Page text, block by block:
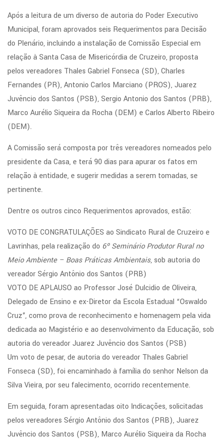
Após a leitura de um diverso de autoria do Poder Executivo
Municipal, foram aprovados seis Requerimentos para Decisão
do Plenário, incluindo a instalação de Comissão Especial em
relação à Santa Casa de Misericórdia de Cruzeiro, proposta
pelos vereadores Thales Gabriel Fonseca (SD), Charles
Fernandes (PR), Antonio Carlos Marciano (PROS), Juarez
Juvêncio dos Santos (PSB), Sergio Antonio dos Santos (PRB),
Marco Aurélio Siqueira da Rocha (DEM) e Carlos Alberto Ribeiro
(DEM).
A Comissão será composta por três vereadores nomeados pelo
presidente da Casa, e terá 90 dias para apurar os fatos em
relação à entidade, e sugerir medidas a serem tomadas, se
pertinente.
Dentre os outros cinco Requerimentos aprovados, estão:
VOTO DE CONGRATULAÇÕES ao Sindicato Rural de Cruzeiro e
Lavrinhas, pela realização do 6º Seminário Produtor Rural no
Meio Ambiente – Boas Práticas Ambientais, sob autoria do
vereador Sérgio Antônio dos Santos (PRB)
VOTO DE APLAUSO ao Professor José Dulcidio de Oliveira,
Delegado de Ensino e ex-Diretor da Escola Estadual “Oswaldo
Cruz”, como prova de reconhecimento e homenagem pela vida
dedicada ao Magistério e ao desenvolvimento da Educação, sob
autoria do vereador Juarez Juvêncio dos Santos (PSB)
Um voto de pesar, de autoria do vereador Thales Gabriel
Fonseca (SD), foi encaminhado à família do senhor Nelson da
Silva Vieira, por seu falecimento, ocorrido recentemente.
Em seguida, foram apresentadas oito Indicações, solicitadas
pelos vereadores Sérgio Antônio dos Santos (PRB), Juarez
Juvêncio dos Santos (PSB), Marco Aurélio Siqueira da Rocha